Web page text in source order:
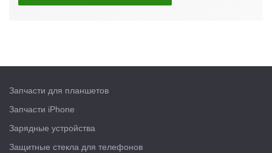
Запчасти для планшетов
Запчасти iPhone
Зарядные устройства
Защитные стекла для телефонов